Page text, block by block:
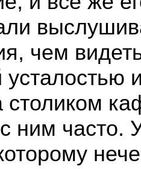
чем
столиком
ним часто.